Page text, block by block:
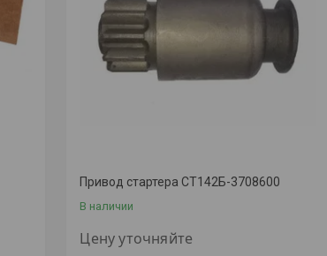
Привод стартера СТ142Б-3708600
В наличии
Цену уточняйте